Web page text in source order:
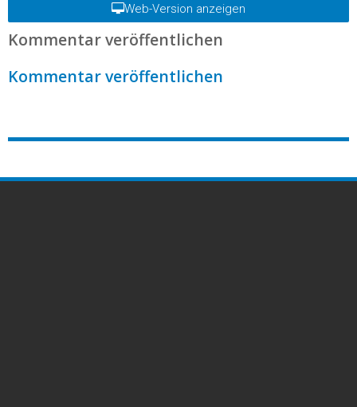
Web-Version anzeigen
Kommentar veröffentlichen
Kommentar veröffentlichen